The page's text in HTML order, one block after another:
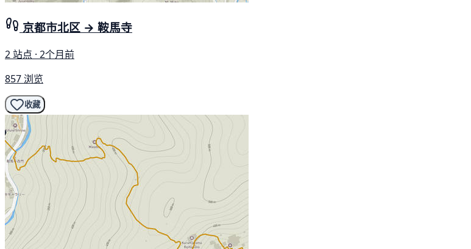
京都市北区 → 鞍馬寺
2 站点 · 2个月前
857 浏览
收藏